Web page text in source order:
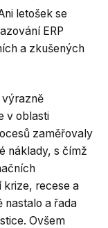
letošek se
ERP
a zkušených
výrazně
v oblasti
zaměřovaly
náklady, s čímž
krize, recese a
nastalo a řada
Ovšem